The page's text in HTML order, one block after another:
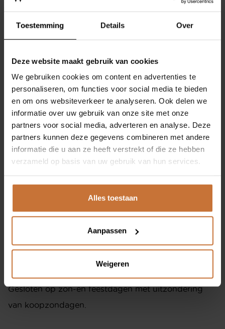
Toestemming Details Over
Deze website maakt gebruik van cookies
We gebruiken cookies om content en advertenties te
personaliseren, om functies voor social media te bieden
en om ons websiteverkeer te analyseren. Ook delen we
informatie over uw gebruik van onze site met onze
partners voor social media, adverteren en analyse. Deze
partners kunnen deze gegevens combineren met andere
informatie die u aan ze heeft verstrekt of die ze hebben
verzameld op basis van uw gebruik van hun services.
Alles toestaan
Aanpassen
Weigeren
BINNENKIJKEN
OVER MEIJS
CONTACT
SHOWROOM
EIGENMEIJS
ONZE MERKEN
SHOP
CONTACT
Ringbaan-Zuid 251
013 535 9464
VERZENDEN
AFSPRAAK
Ontdek de diverse stijlen en mogelijkheden die onze
interieurontwerpers te bieden hebben. Plan direct
jouw afspraak in. We ontmoeten je graag in onze
showroom!
AFSPRAAK MAKEN
OPENINGSTIJDEN SHOWROOM
Dinsdag t/m vrijdag
Zaterdag
Gesloten op zon-en feestdagen met uitzondering
van koopzondagen.